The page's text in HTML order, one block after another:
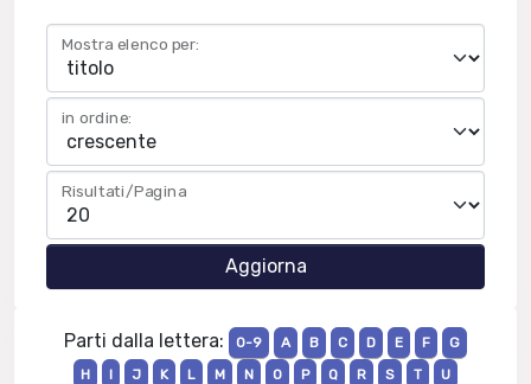
Mostra elenco per:
in ordine:
Risultati/Pagina
Parti dalla lettera: 0-9 A B C D E F
G
H
I J K L M N O P Q R S T
U